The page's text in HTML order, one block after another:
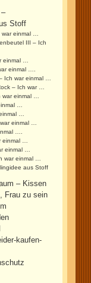
Stoff
einmal …
III – Ich
einmal …
einmal ….
Ich war einmal …
– Ich war …
einmal …
…
…
einmal …
….
einmal …
einmal …
war einmal …
aus Stoff
– Kissen
Frau zu sein
kaufen-